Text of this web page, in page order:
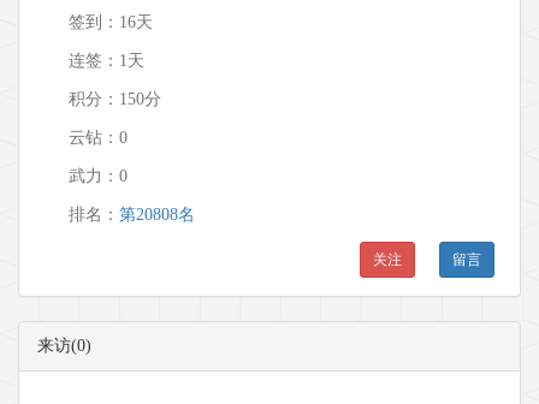
签到：16天
连签：1天
积分：150分
云钻：0
武力： 0
排名： 第20808名
留言
关注
来访(0)